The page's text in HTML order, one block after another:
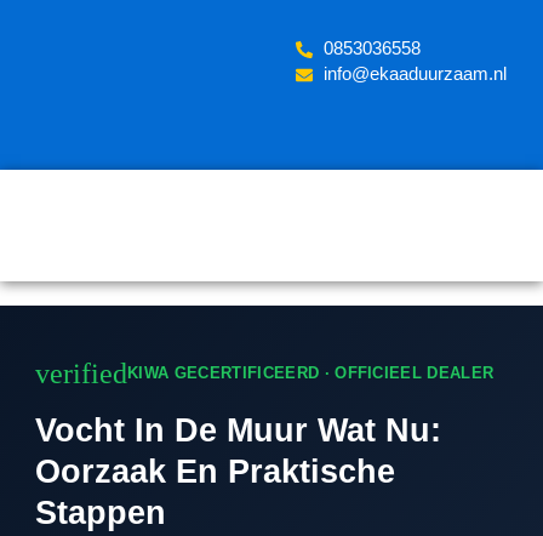
‪0853036558
info@ekaaduurzaam.nl
verified KIWA GECERTIFICEERD · OFFICIEEL DEALER
Vocht In De Muur Wat Nu:
Oorzaak En Praktische
Stappen